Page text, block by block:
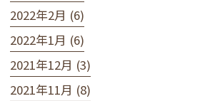
2022年2月 (6)
2022年1月 (6)
2021年12月 (3)
2021年11月 (8)